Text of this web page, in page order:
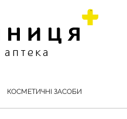
КОСМЕТИЧНІ ЗАСОБИ